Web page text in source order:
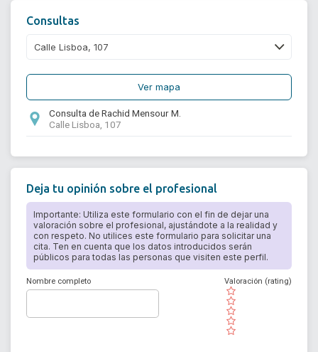
Consultas
Ver mapa
Consulta de Rachid Mensour M.
Calle Lisboa, 107
Deja tu opinión sobre el profesional
Importante: Utiliza este formulario con el fin de dejar una
valoración sobre el profesional, ajustándote a la realidad y
con respeto. No utilices este formulario para solicitar una
cita. Ten en cuenta que los datos introducidos serán
públicos para todas las personas que visiten este perfil.
Nombre completo
( )
( )
( )
( )
( )
Valoración (rating)